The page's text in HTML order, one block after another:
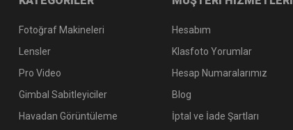
Fotoğraf Makineleri
Lensler
Pro Video
Gimbal Sabitleyiciler
Havadan Görüntüleme
Hesabım
Klasfoto Yorumlar
Hesap Numaralarımız
Blog
İptal ve İade Şartları